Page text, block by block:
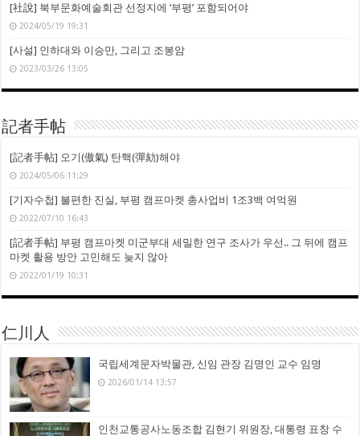
[社說] 북부문화예술회관 선정지에 ‘부평’ 포함되어야
2024/05/19 19:31
[사설] 인하대와 이승만, 그리고 조봉암
2023/03/26 13:05
記者手帖
[記者手帖] 오기(傲氣) 탄핵(彈劾)해야
2024/05/06 11:29
[기자수첩] 불편한 진실, 부평 캠프마켓 총사업비 1조3백 여억원
2022/07/10 16:43
[記者手帖] 부평 캠프마켓 미군부대 세밀한 연구 조사가 우선.. 그 뒤에 캠프
마켓 활용 방안 고민해도 늦지 않아
2022/01/19 10:31
仁川人
국립세계문자박물관, 신임 관장 김명인 교수 임명
2026/01/14 13:57
인천교통공사노동조합 김현기 위원장, 대통령 표창 수